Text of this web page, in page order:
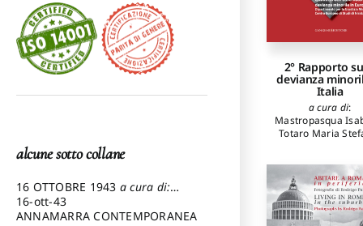
2° Rapporto
devianza
Italia
a cura di:
Mastropasqua
Totaro Maria
alcune sotto collane
16 OTTOBRE 1943 a cura di:
Pezzetti Marcello
16-ott-43
ANNAMARRA CONTEMPORANEA